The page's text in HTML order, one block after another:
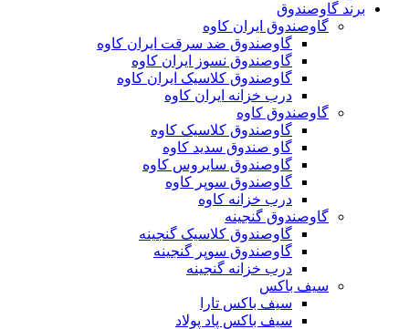
برند گاوصندوق
گاوصندوق ایران کاوه
گاوصندوق ضد سرقت ایران کاوه
گاوصندوق نسوز ایران کاوه
گاوصندوق کلاسیک ایران کاوه
درب خزانه ایران کاوه
گاوصندوق کاوه
گاوصندوق کلاسیک کاوه
گاو صندوق سدید کاوه
گاوصندوق سایروس کاوه
گاوصندوق سوپر کاوه
درب خزانه کاوه
گاوصندوق گنجینه
گاوصندوق کلاسیک گنجینه
گاوصندوق سوپر گنجینه
درب خزانه گنجینه
سیف باکس
سیف باکس تارا
سیف باکس پاد پولاد